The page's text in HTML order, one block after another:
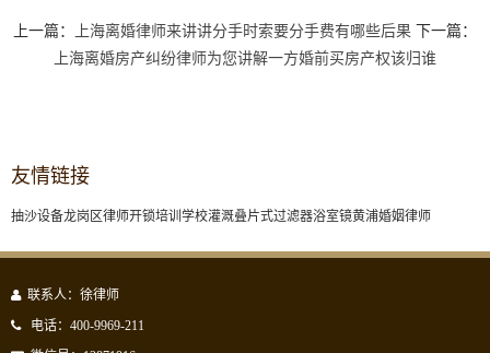
上一篇： 上海离婚律师来讲讲分手时索要分手费有哪些后果下一篇：
上海离婚房产纠纷律师为您讲解一方婚前买房产权该归谁
友情链接
抽沙设备龙岗区律师开锁培训学校灌溉叠片式过滤器浴室镜黄浦婚姻律师
联系人：徐律师
电话：400-9969-211